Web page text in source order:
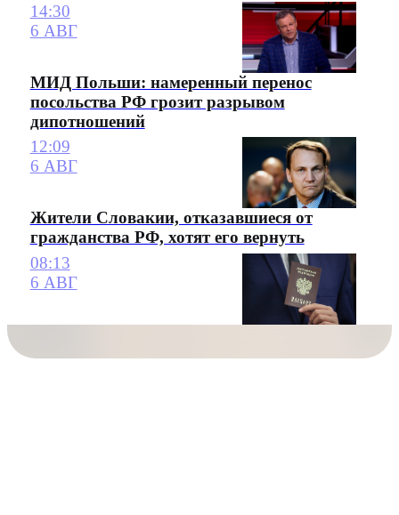
14:30
6 АВГ
МИД Польши: намеренный перенос
посольства РФ грозит разрывом
дипотношений
12:09
6 АВГ
Жители Словакии, отказавшиеся от
гражданства РФ, хотят его вернуть
08:13
6 АВГ